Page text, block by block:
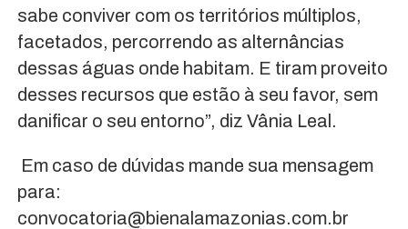
sabe conviver com os territórios múltiplos,
facetados, percorrendo as alternâncias
dessas águas onde habitam. E tiram proveito
desses recursos que estão à seu favor, sem
danificar o seu entorno”, diz Vânia Leal.
Em caso de dúvidas mande sua mensagem
para:
convocatoria@bienalamazonias.com.br